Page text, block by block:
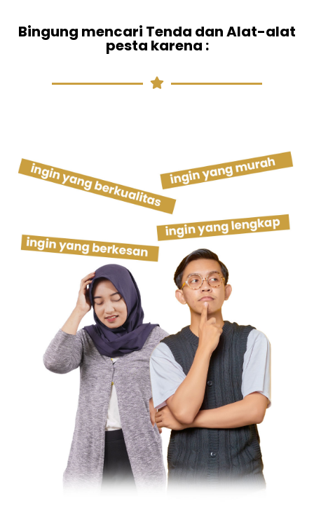
Bingung mencari Tenda dan Alat-alat
pesta karena :